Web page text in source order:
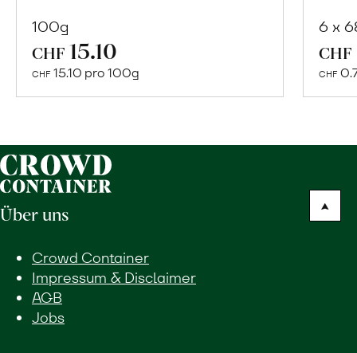
100g
CHF 15.10
CHF 15.10 pro 100gWarenkorb
6 x
CHF
CHF
Über uns
Crowd Container
Impressum & Disclaimer
AGB
Jobs